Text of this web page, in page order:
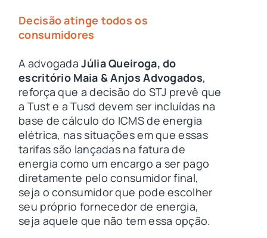
Decisão atinge todos os
consumidores
A advogadaJúlia Queiroga, do
escritório Maia & Anjos Advogados,
reforça que a decisão do STJ prevê que
a Tust e a Tusd devem ser incluídas na
base de cálculo do ICMS de energia
elétrica, nas situações em que essas
tarifas são lançadas na fatura de
energia como um encargo a ser pago
diretamente pelo consumidor final,
seja o consumidor que pode escolher
seu próprio fornecedor de energia,
seja aquele que não tem essa opção.